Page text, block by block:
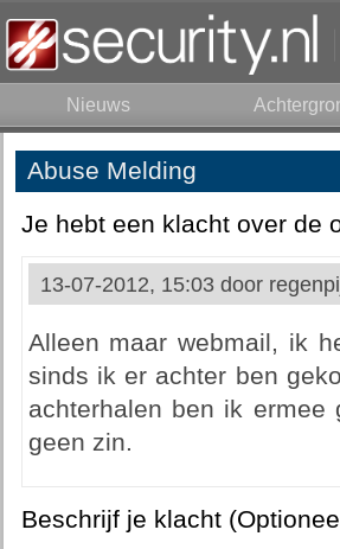
Nieuws
Abuse Melding
Je hebt een klacht over de
13-07-2012, 15:03 door
Alleen maar webmail, ik
sinds ik er achter ben
achterhalen ben ik
geen zin.
Beschrijf je klacht